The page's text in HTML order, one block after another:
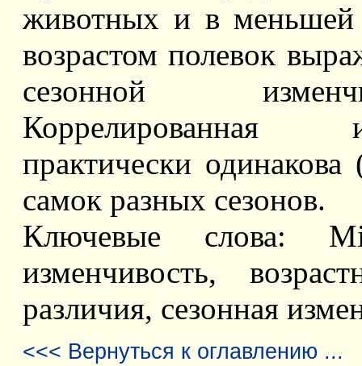
животных и в меньшей
возрастом полевок
сезонной
Коррелированная
практически
самок разных сезонов.
Ключевые слова:
изменчивость,
различия, сезонная
<<< Вернуться к оглавлению ...